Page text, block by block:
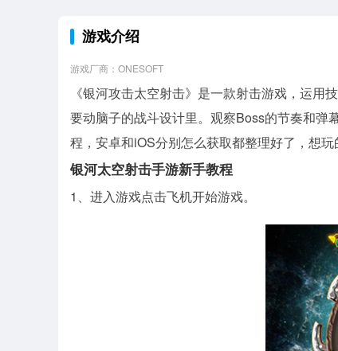
游戏介绍
游戏厂商：ONESOFT
《银河攻击太空射击》是一款射击游戏，运
要动脑子的战斗设计里。观察Boss的节奏和弹
程，安卓和iOS分别怎么获取都整理好了，想
银河太空射击手游新手教程
1、进入游戏点击飞机开始游戏。